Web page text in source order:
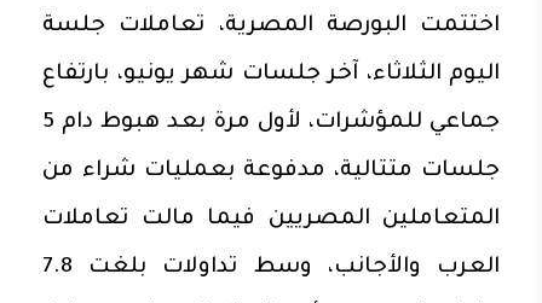
اختتمت البورصة المصرية، تعاملات جلسة
اليوم الثلاثاء، آخر جلسات شهر يونيو، بارتفاع
جماعي للمؤشرات، لأول مرة بعد هبوط دام 5
جلسات متتالية، مدفوعة بعمليات شراء من
المتعاملين المصريين فيما مالت تعاملات
العرب والأجانب، وسط تداولات بلغت 7.8